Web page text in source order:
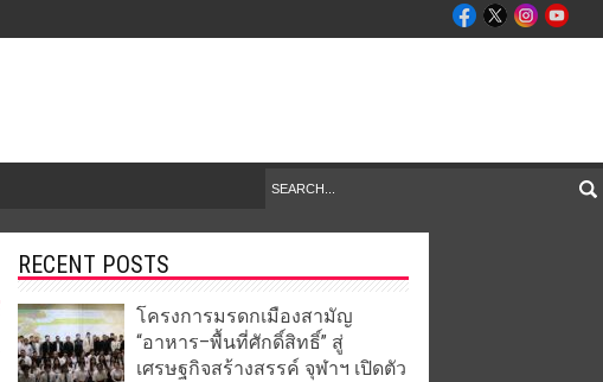
RECENT POSTS
โครงการมรดกเมืองสามัญ
“อาหาร–พื้นที่ศักดิ์สิทธิ์” สู่
เศรษฐกิจสร้างสรรค์ จุฬาฯ เปิดตัว